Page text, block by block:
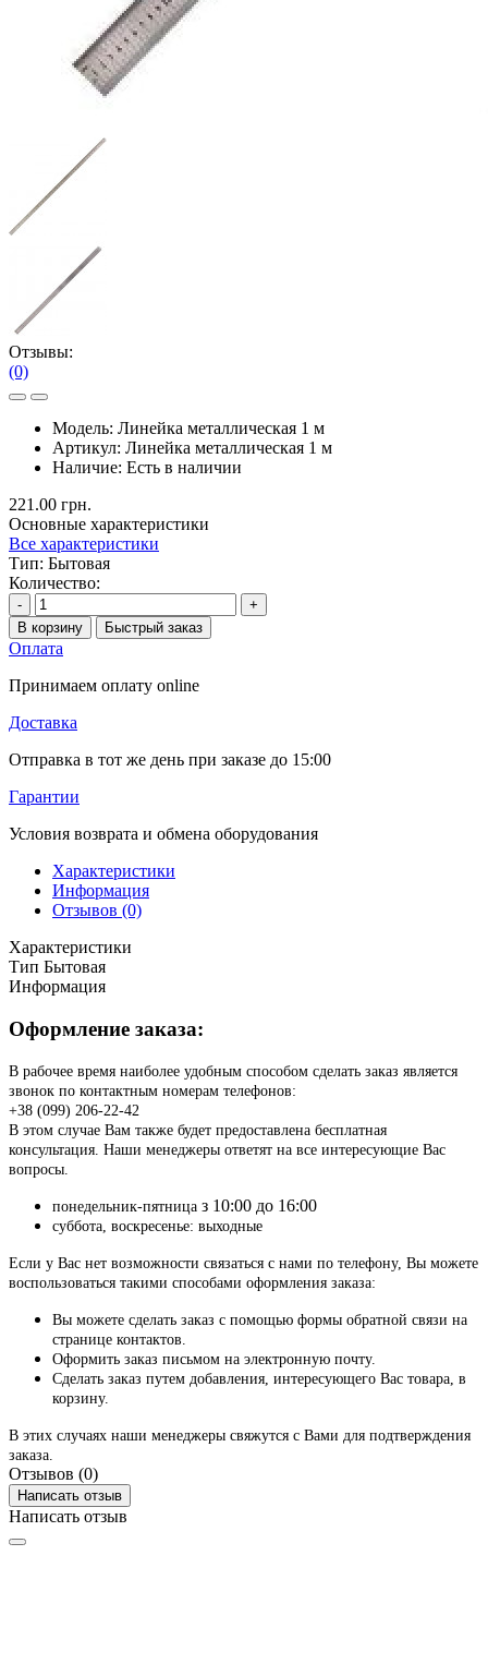
Отзывы:
(0)
Модель: Линейка металлическая 1 м
Артикул: Линейка металлическая 1 м
Наличие: Есть в наличии
221.00 грн.
Основные характеристики
Все характеристики
Тип: Бытовая
Количество:
-
+
В корзину
Быстрый заказ
Оплата
Принимаем оплату online
Доставка
Отправка в тот же день при заказе до 15:00
Гарантии
Условия возврата и обмена оборудования
Характеристики
Информация
Отзывов (0)
Характеристики
Тип Бытовая
Информация
Оформление заказа:
В рабочее время наиболее удобным способом сделать заказ является
звонок по контактным номерам телефонов:
+38 (099) 206-22-42
В этом случае Вам также будет предоставлена бесплатная
консультация. Наши менеджеры ответят на все интересующие Вас
вопросы.
понедельник-пятница з 10:00 до 16:00
суббота, воскресенье: выходные
Если у Вас нет возможности связаться с нами по телефону, Вы можете
воспользоваться такими способами оформления заказа:
Вы можете сделать заказ с помощью формы обратной связи на
странице контактов.
Оформить заказ письмом на электронную почту.
Сделать заказ путем добавления, интересующего Вас товара, в
корзину.
В этих случаях наши менеджеры свяжутся с Вами для подтверждения
заказа.
Отзывов (0)
Написать отзыв
Написать отзыв